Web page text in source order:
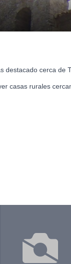
destacado cerca de
casas rurales